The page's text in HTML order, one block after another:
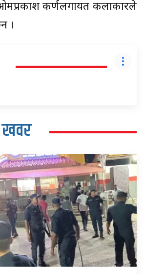
कर्णलगायत कलाकारले
।
खवर